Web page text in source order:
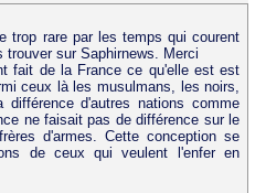
trop rare par les temps qui courent
sur Saphirnews. Merci
fait de la France ce qu'elle est est
ceux là les musulmans, les noirs,
d'autres nations comme
ne faisait pas de différence sur le
d'armes. Cette conception se
de ceux qui veulent l'enfer en